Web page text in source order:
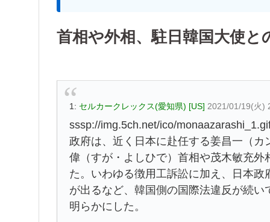
首相や外相、駐日韓国大使と
1: セルカークレックス(愛知県) [US] 2021/01/19(火)
sssp://img.5ch.net/ico/
政府は、近く日本に赴任する姜昌一（
偉（すが・よしひで）首相や茂木敏充
た。いわゆる徴用工訴訟に加え、日本
が出るなど、韓国側の国際法違反が続
明らかにした。